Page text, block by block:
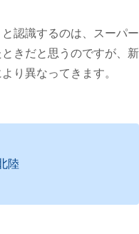
認識するのは、スーパー
きだと思うのですが、新
り異なってきます。
陸